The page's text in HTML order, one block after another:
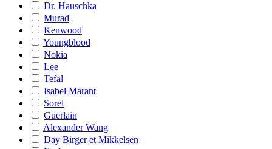
Dr. Hauschka
Murad
Kenwood
Youngblood
Nokia
Lee
Tefal
Isabel Marant
Sorel
Guerlain
Alexander Wang
Day Birger et Mikkelsen